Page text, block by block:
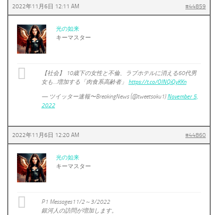
2022年11月6日 12:11 AM #44859
光の如来
キーマスター
【社会】 10歳下の女性と不倫、ラブホテルに消える60代男
女も…増加する「肉食系高齢者」 https://t.co/OINQiQyKKn
— ツイッター速報〜BreakingNews (@tweetsoku1) November 5,
2022
2022年11月6日 12:20 AM #44860
光の如来
キーマスター
P1 Messages11/2～3/2022
銀河人の訪問が増加します。